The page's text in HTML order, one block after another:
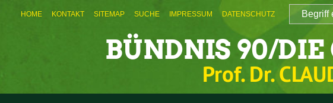
HOME KONTAKT SITEMAP SUCHE IMPRESSUM DATENSCHUTZ
BÜNDNIS 90/DIE
Prof. Dr.